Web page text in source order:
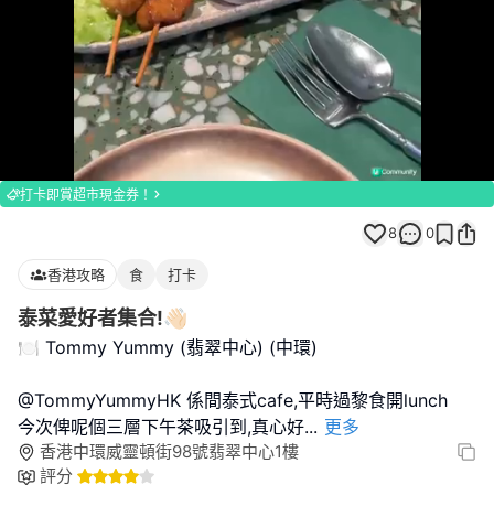
Loaded:
100.00%
打卡即賞超市現金券！
8 0
香港攻略 食 打卡
泰菜愛好者集合!👋🏻
🍽️ Tommy Yummy (翡翠中心) (中環)
@TommyYummyHK 係間泰式cafe,平時過黎食開lunch
今次俾呢個三層下午茶吸引到,真心好... 更多
香港中環威靈頓街98號翡翠中心1樓
評分